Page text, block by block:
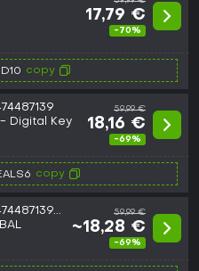
17,79 €
-70%
copy
Digital Key
59,99 €
18,16 €
-69%
copy
59,99 €
~18,28 €
-69%